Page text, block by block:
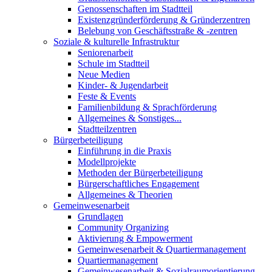
Genossenschaften im Stadtteil
Existenzgründerförderung & Gründerzentren
Belebung von Geschäftsstraße & -zentren
Soziale & kulturelle Infrastruktur
Seniorenarbeit
Schule im Stadtteil
Neue Medien
Kinder- & Jugendarbeit
Feste & Events
Familienbildung & Sprachförderung
Allgemeines & Sonstiges...
Stadtteilzentren
Bürgerbeteiligung
Einführung in die Praxis
Modellprojekte
Methoden der Bürgerbeteiligung
Bürgerschaftliches Engagement
Allgemeines & Theorien
Gemeinwesenarbeit
Grundlagen
Community Organizing
Aktivierung & Empowerment
Gemeinwesenarbeit & Quartiermanagement
Quartiermanagement